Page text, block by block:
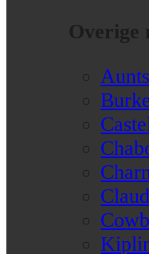
Overige